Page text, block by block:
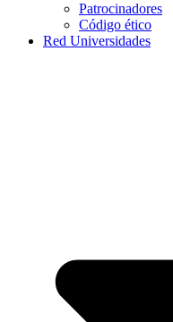
Patrocinadores
Código ético
Red Universidades